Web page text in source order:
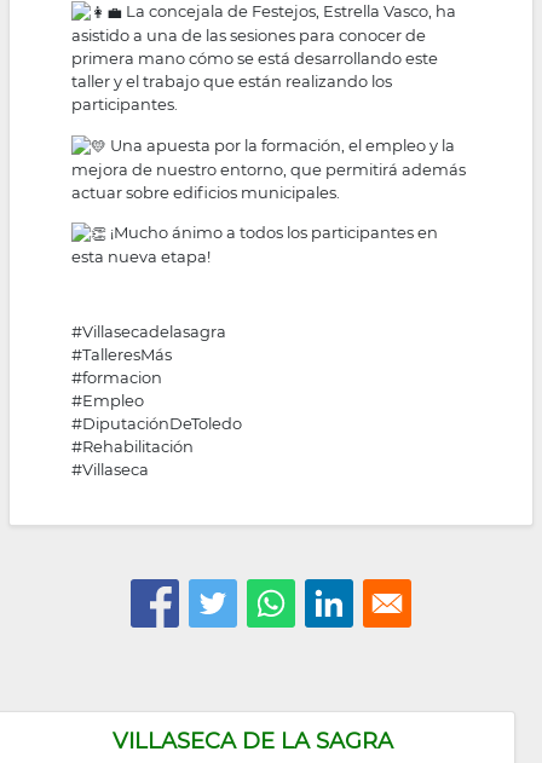
VILLASECA DE LA SAGRA
La concejala de Festejos, Estrella Vasco, ha
asistido a una de las sesiones para conocer de
primera mano cómo se está desarrollando este
taller y el trabajo que están realizando los
participantes.
Una apuesta por la formación, el empleo y la
mejora de nuestro entorno, que permitirá además
actuar sobre edificios municipales.
¡Mucho ánimo a todos los participantes en
esta nueva etapa!
#Villasecadelasagra
#TalleresMás
#formacion
#Empleo
#DiputaciónDeToledo
#Rehabilitación
#Villaseca